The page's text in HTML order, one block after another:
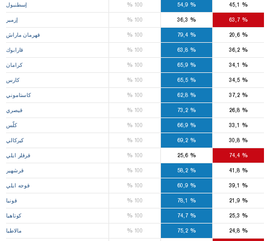
إسطنبول %100 %
54,9 %
إزمير %100 % %
63,7
قهرمان ماراش %100 %
79,4 %
20,6
قارابوك %100 %
63,8 %
36,2
كرامان %100 %
65,9 %
كارس %100 %
65,5 %
34,5
كاستاموني %100 %
62,8 %
37,2
قيصري %100 %
73,2 %
26,8
كلّس %100 %
66,9 %
كيركالي %100 %
69,2 %
30,8
قرقلر ايلي %100 %
25,6 %
74,4
قرشهير %100 %
58,2 %
41,8
قوجه ايلي %100 %
60,9 %
قونيا %100 % %
21,9
كوتاهيا %100 %
74,7 %
مالاطيا %100 %
75,2 %
24,8